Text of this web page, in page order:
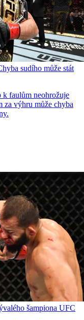
sudího může stát
k faulům neohrožuje
za výhru může chyba
šampiona UFC